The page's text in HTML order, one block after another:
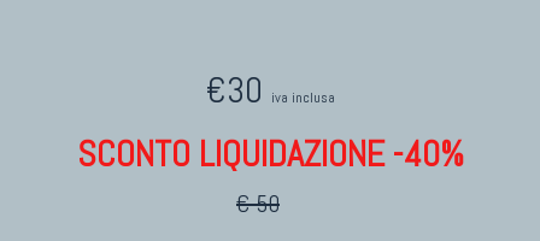
€30 iva inclusa
SCONTO LIQUIDAZIONE -40%
€ 50